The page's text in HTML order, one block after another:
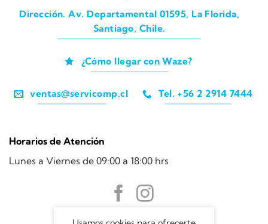
Dirección. Av. Departamental 01595, La Florida,
Santiago, Chile.
¿Cómo llegar con Waze?
ventas@servicomp.cl Tel. +56 2 2914 7444
Horarios de Atención
Lunes a Viernes de 09:00 a 18:00 hrs